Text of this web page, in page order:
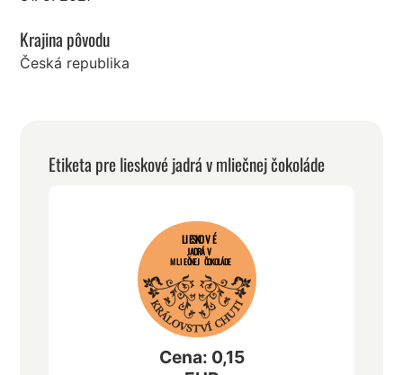
Krajina pôvodu
Česká republika
Etiketa pre lieskové jadrá v mliečnej čokoláde
LIESKOVÉ
JADRÁ V
MLIEČNEJ ČOKOLÁDE
Cena: 0,15